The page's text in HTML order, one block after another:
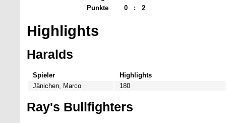
Punkte
0 : 2
Highlights
Haralds
Spieler
Highlights
Jänichen, Marco
180
Ray's Bullfighters